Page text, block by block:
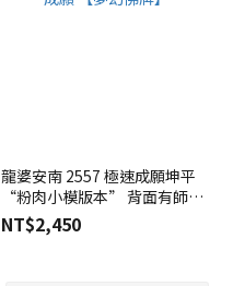
龍婆安南 2557 極速成願坤平
“粉肉小模版本” 背面有師傅
最厲害的極速靈猴 幫助佩戴者
能夠快速成願 【夢幻佛牌】
NT$2,450